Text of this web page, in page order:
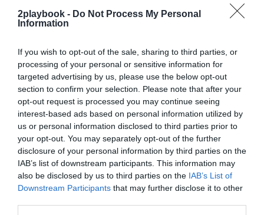
2playbook - Do Not Process My Personal
Information
If you wish to opt-out of the sale, sharing to third parties, or
processing of your personal or sensitive information for
targeted advertising by us, please use the below opt-out
section to confirm your selection. Please note that after your
opt-out request is processed you may continue seeing
interest-based ads based on personal information utilized by
us or personal information disclosed to third parties prior to
your opt-out. You may separately opt-out of the further
disclosure of your personal information by third parties on the
IAB’s list of downstream participants. This information may
also be disclosed by us to third parties on the IAB’s List of
Downstream Participants that may further disclose it to other
Basic-Fit
Fitness Park
Enjoy Wellness
Areafit
GOfit
Anytime Fitness
Sparta Sport Center